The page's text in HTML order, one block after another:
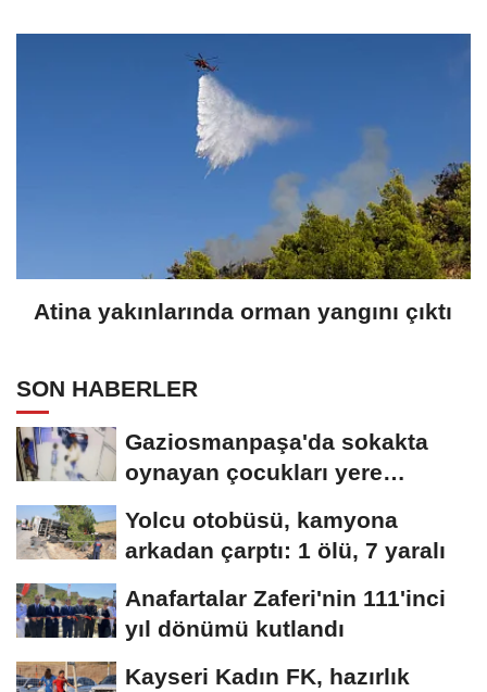
Atina yakınlarında orman yangını çıktı
SON HABERLER
Gaziosmanpaşa'da sokakta
oynayan çocukları yere
Yolcu otobüsü, kamyona
arkadan çarptı: 1 ölü, 7 yaralı
Anafartalar Zaferi'nin 111'inci
yıl dönümü kutlandı
Kayseri Kadın FK, hazırlık